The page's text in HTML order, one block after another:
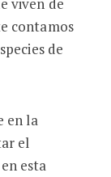
contamos
de
en la
el
esta